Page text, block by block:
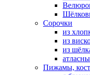
Сорочки
из
из
из
Пижамы,